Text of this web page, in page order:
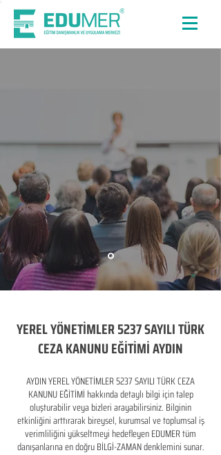
YEREL YÖNETİMLER 5237 SAYILI TÜRK
CEZA KANUNU EĞİTİMİ AYDIN
AYDIN YEREL YÖNETİMLER 5237 SAYILI TÜRK CEZA
KANUNU EĞİTİMİ hakkında detaylı bilgi için talep
oluşturabilir veya bizleri arayabilirsiniz. Bilginin
etkinliğini arttırarak bireysel, kurumsal ve toplumsal iş
verimliliğini yükseltmeyi hedefleyen​ EDUMER tüm
danışanlarına en doğru BİLGİ-ZAMAN denklemini sunar.